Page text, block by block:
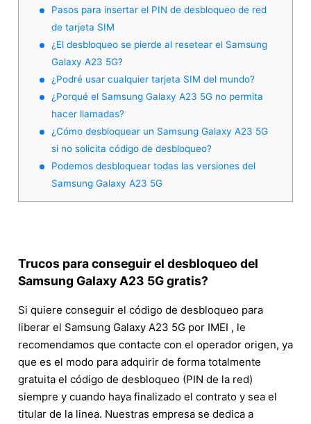
Pasos para insertar el PIN de desbloqueo de red
de tarjeta SIM
¿El desbloqueo se pierde al resetear el Samsung
Galaxy A23 5G?
¿Podré usar cualquier tarjeta SIM del mundo?
¿Porqué el Samsung Galaxy A23 5G no permita
hacer llamadas?
¿Cómo desbloquear un Samsung Galaxy A23 5G
si no solicita código de desbloqueo?
Podemos desbloquear todas las versiones del
Samsung Galaxy A23 5G
Trucos para conseguir el desbloqueo del
Samsung Galaxy A23 5G gratis?
Si quiere conseguir el código de desbloqueo para
liberar el Samsung Galaxy A23 5G por IMEI , le
recomendamos que contacte con el operador origen, ya
que es el modo para adquirir de forma totalmente
gratuita el código de desbloqueo (PIN de la red)
siempre y cuando haya finalizado el contrato y sea el
titular de la linea. Nuestras empresa se dedica a